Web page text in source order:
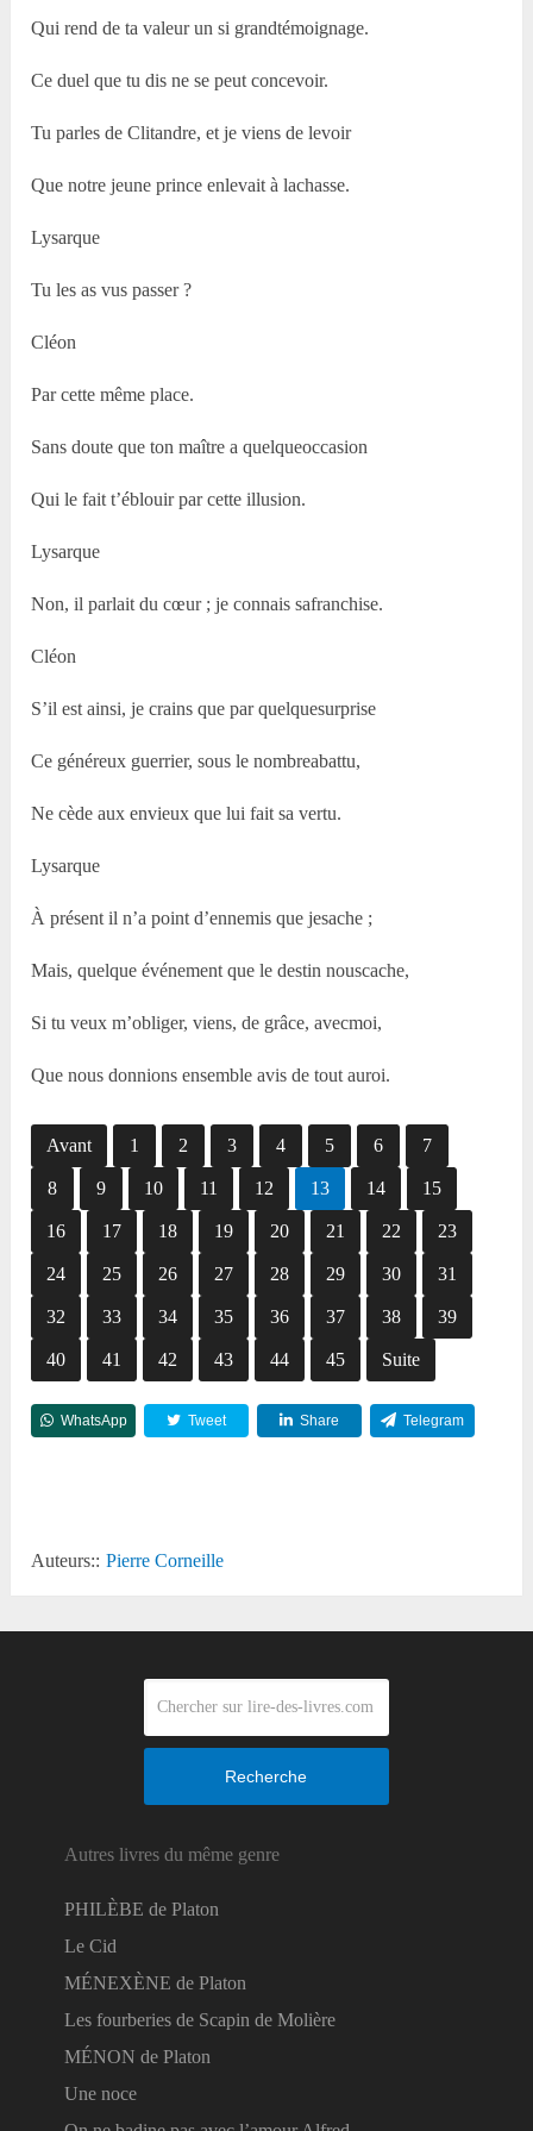
Qui rend de ta valeur un si grandtémoignage.
Ce duel que tu dis ne se peut concevoir.
Tu parles de Clitandre, et je viens de levoir
Que notre jeune prince enlevait à lachasse.
Lysarque
Tu les as vus passer ?
Cléon
Par cette même place.
Sans doute que ton maître a quelqueoccasion
Qui le fait t’éblouir par cette illusion.
Lysarque
Non, il parlait du cœur ; je connais safranchise.
Cléon
S’il est ainsi, je crains que par quelquesurprise
Ce généreux guerrier, sous le nombreabattu,
Ne cède aux envieux que lui fait sa vertu.
Lysarque
À présent il n’a point d’ennemis que jesache ;
Mais, quelque événement que le destin nouscache,
Si tu veux m’obliger, viens, de grâce, avecmoi,
Que nous donnions ensemble avis de tout auroi.
Avant 1 2 3 4 5 6 7
8 9 10 11 12 13 14 15
16 17 18 19 20 21 22 23
24 25 26 27 28 29 30 31
32 33 34 35 36 37 38 39
40 41 42 43 44 45 Suite
WhatsApp Tweet Share Telegram
Auteurs:: Pierre Corneille
Recherche
Autres livres du même genre
PHILÈBE de Platon
Le Cid
MÉNEXÈNE de Platon
Les fourberies de Scapin de Molière
MÉNON de Platon
Une noce